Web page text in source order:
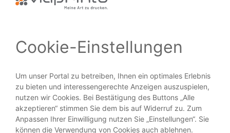
PRODUKTE
Broschüren